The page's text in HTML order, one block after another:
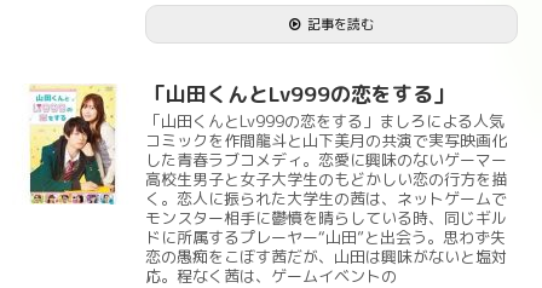
記事を読む
「山田くんとLv999の恋をする」
「山田くんとLv999の恋をする」ましろによる人気
コミックを作間龍斗と山下美月の共演で実写映画化
した青春ラブコメディ。恋愛に興味のないゲーマー
高校生男子と女子大学生のもどかしい恋の行方を描
く。恋人に振られた大学生の茜は、ネットゲームで
モンスター相手に鬱憤を晴らしている時、同じギル
ドに所属するプレーヤー“山田”と出会う。思わず失
恋の愚痴をこぼす茜だが、山田は興味がないと塩対
応。程なく茜は、ゲームイベントの